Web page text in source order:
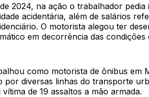
2024, na ação o trabalhador
acidentária, além de salários
O motorista alegou ter
em decorrência das condições
como motorista de ônibus em
por diversas linhas do transporte
de 19 assaltos a mão armada.